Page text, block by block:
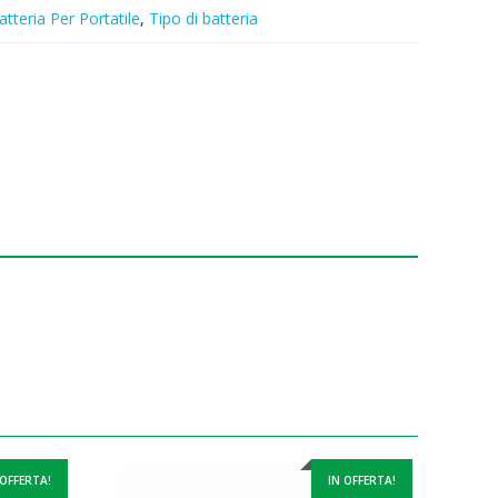
Per Portatile, Tipo di batteria
IN OFFERTA!